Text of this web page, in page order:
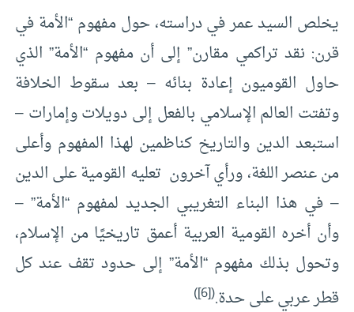
يخلص السيد عمر في دراسته، حول مفهوم “الأمة في
قرن: نقد تراكمي مقارن” إلى أن مفهوم “الأمة” الذي
حاول القوميون إعادة بنائه – بعد سقوط الخلافة
وتفتت العالم الإسلامي بالفعل إلى دويلات وإمارات –
استبعد الدين والتاريخ كناظمين لهذا المفهوم وأعلى
من عنصر اللغة، ورأي آخرون تعليه القومية على الدين
– في هذا البناء التغريبي الجديد لمفهوم “الأمة” –
وأن أخره القومية العربية أعمق تاريخيًا من الإسلام،
وتحول بذلك مفهوم “الأمة” إلى حدود تقف عند كل
قطر عربي على حدة.(
[6]
)